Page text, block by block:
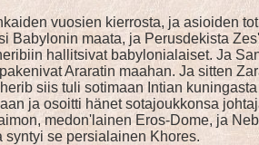
vuosien kierrosta, ja asioiden
Babylonin maata, ja Perusdekista
hallitsivat babylonialaiset. Ja
Araratin maahan. Ja sitten
siis tuli sotimaan Intian
ja osoitti hänet sotajoukkonsa
medon'lainen Eros-Dome, ja
se persialainen Khores.